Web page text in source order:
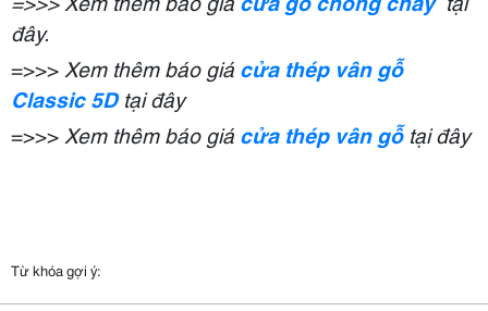
đây.
=>>> Xem thêm báo giá cửa thép vân gỗ
Classic 5Dtại đây
=>>> Xem thêm báo giá cửa thép vân gỗtại đây
Từ khóa gợi ý: